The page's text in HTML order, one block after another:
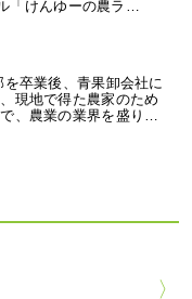
「けんゆーの農ラ…
卒業後、青果卸会社に
現地で得た農家のため
、農業の業界を盛り…